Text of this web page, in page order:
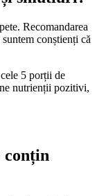
Recomandarea
conștienți că
5 porții de
nutrienții pozitivi,
conțin